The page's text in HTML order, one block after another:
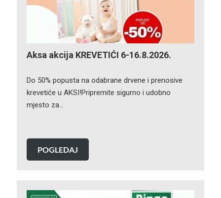
Aksa akcija KREVETIĆI 6-16.8.2026.
Do 50% popusta na odabrane drvene i prenosive
krevetiće u AKSI!Pripremite sigurno i udobno
mjesto za…
POGLEDAJ